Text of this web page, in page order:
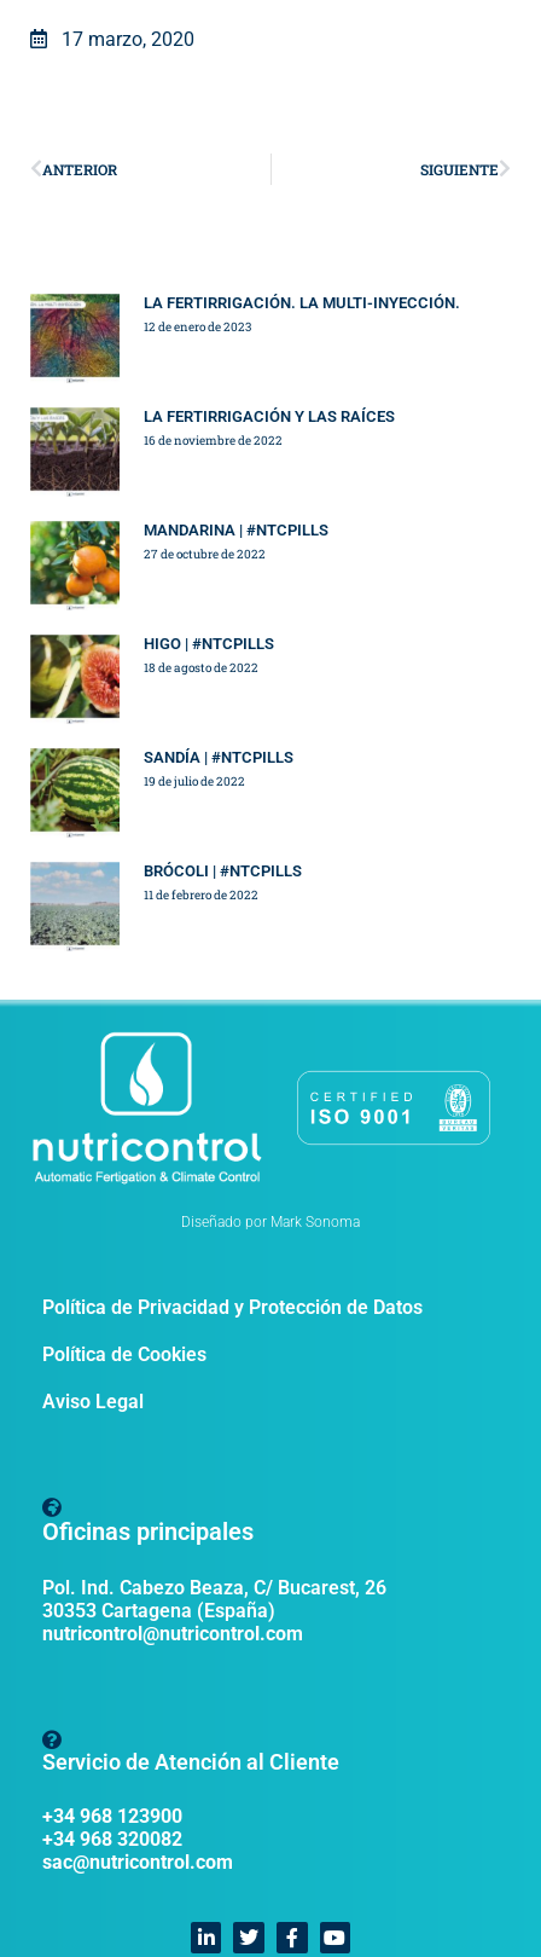
17 marzo, 2020
ANTERIOR SIGUIENTE
LA FERTIRRIGACIÓN. LA MULTI-INYECCIÓN.
12 de enero de 2023
LA FERTIRRIGACIÓN Y LAS RAÍCES
16 de noviembre de 2022
MANDARINA | #NTCPILLS
27 de octubre de 2022
HIGO | #NTCPILLS
18 de agosto de 2022
SANDÍA | #NTCPILLS
19 de julio de 2022
BRÓCOLI | #NTCPILLS
11 de febrero de 2022
Diseñado por Mark Sonoma
Política de Privacidad y Protección de Datos
Política de Cookies
Aviso Legal
Oficinas principales
Pol. Ind. Cabezo Beaza, C/ Bucarest, 26
30353 Cartagena (España)
nutricontrol@nutricontrol.com
Servicio de Atención al Cliente
+34 968 123900
+34 968 320082
sac@nutricontrol.com